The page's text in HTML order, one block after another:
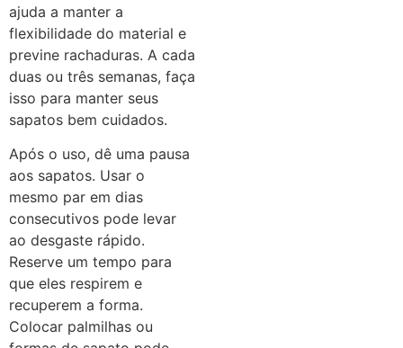
ajuda a manter a
flexibilidade do material e
previne rachaduras. A cada
duas ou três semanas, faça
isso para manter seus
sapatos bem cuidados.
Após o uso, dê uma pausa
aos sapatos. Usar o
mesmo par em dias
consecutivos pode levar
ao desgaste rápido.
Reserve um tempo para
que eles respirem e
recuperem a forma.
Colocar palmilhas ou